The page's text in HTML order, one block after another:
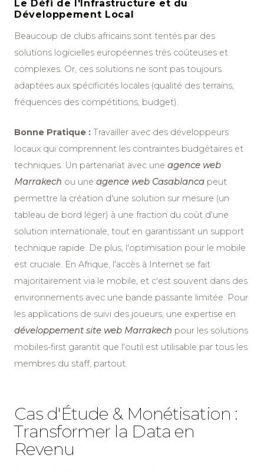
Le Défi de l'Infrastructure et du
Développement Local
Beaucoup de clubs africains sont tentés par des
solutions logicielles européennes très coûteuses et
complexes. Or, ces solutions ne sont pas toujours
adaptées aux spécificités locales (qualité des terrains,
fréquences des compétitions, budget).
Bonne Pratique : Travailler avec des développeurs
locaux qui comprennent les contraintes budgétaires et
techniques. Un partenariat avec une agence web
Marrakech ou une agence web Casablanca peut
permettre la création d'une solution sur mesure (un
tableau de bord léger) à une fraction du coût d'une
solution internationale, tout en garantissant un support
technique rapide. De plus, l'optimisation pour le mobile
est cruciale. En Afrique, l'accès à Internet se fait
majoritairement via le mobile, et c'est souvent dans des
environnements avec une bande passante limitée. Pour
les applications de suivi des joueurs, une expertise en
développement site web Marrakech pour les solutions
mobiles-first garantit que l'outil est utilisable par tous les
membres du staff, partout.
Cas d'Étude & Monétisation :
Transformer la Data en
Revenu